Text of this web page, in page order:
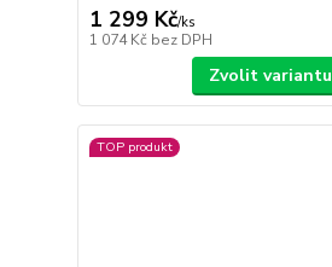
1 299 Kč/ks
1 074 Kč bez DPH
Zvolit variantu
TOP produkt